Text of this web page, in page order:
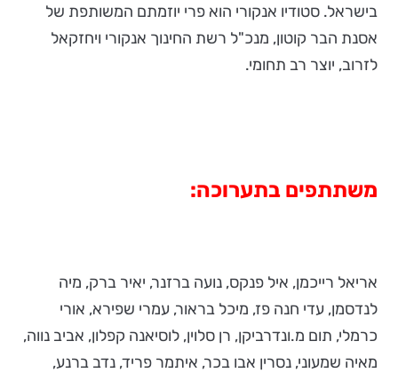
בישראל. סטודיו אנקורי הוא פרי יוזמתם המשותפת של
אסנת הבר קוטון, מנכ"ל רשת החינוך אנקורי ויחזקאל
לזרוב, יוצר רב תחומי.
משתתפים בתערוכה:
אריאל רייכמן, איל פנקס, נועה ברזנר, יאיר ברק, מיה
לנדסמן, עדי חנה פז, מיכל בראור, עמרי שפירא, אורי
כרמלי, תום מ.ונדרביקן, רן סלוין, לוסיאנה קפלון, אביב נווה,
מאיה שמעוני, נסרין אבו בכר, איתמר פריד, נדב ברנע,